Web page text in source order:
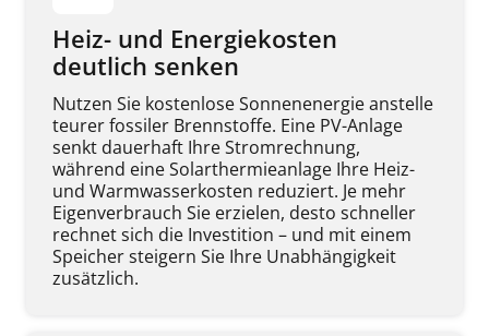
Heiz- und Energiekosten
deutlich senken
Nutzen Sie kostenlose Sonnenenergie anstelle
teurer fossiler Brennstoffe. Eine PV-Anlage
senkt dauerhaft Ihre Stromrechnung,
während eine Solarthermieanlage Ihre Heiz-
und Warmwasserkosten reduziert. Je mehr
Eigenverbrauch Sie erzielen, desto schneller
rechnet sich die Investition – und mit einem
Speicher steigern Sie Ihre Unabhängigkeit
zusätzlich.